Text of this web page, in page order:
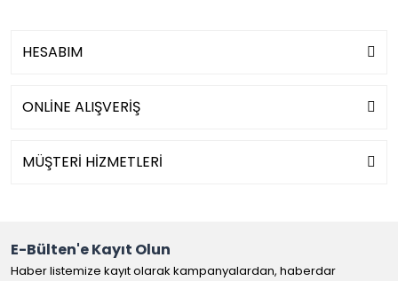
HESABIM
ONLİNE ALIŞVERİŞ
MÜŞTERİ HİZMETLERİ
E-Bülten'e Kayıt Olun
Haber listemize kayıt olarak kampanyalardan, haberdar